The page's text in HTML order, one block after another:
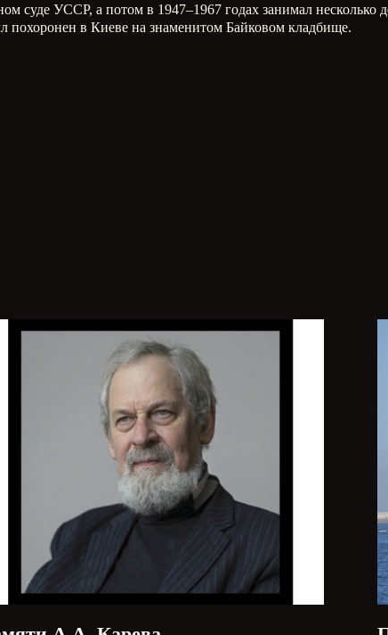
УССР, а потом в 1947–1967 годах занимал несколько
похоронен в Киеве на знаменитом Байковом кладбище.